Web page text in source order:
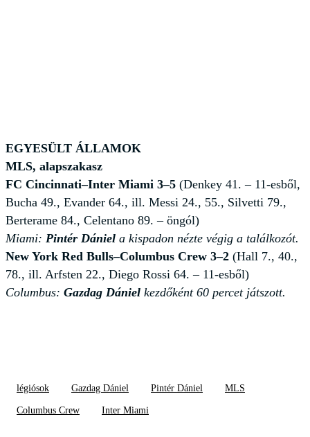
EGYESÜLT ÁLLAMOK
MLS, alapszakasz
FC Cincinnati–Inter Miami 3–5 (Denkey 41. – 11-esből,
Bucha 49., Evander 64., ill. Messi 24., 55., Silvetti 79.,
Berterame 84., Celentano 89. – öngól)
Miami: Pintér Dániel a kispadon nézte végig a találkozót.
New York Red Bulls–Columbus Crew 3–2 (Hall 7., 40.,
78., ill. Arfsten 22., Diego Rossi 64. – 11-esből)
Columbus: Gazdag Dániel kezdőként 60 percet játszott.
légiósok Gazdag Dániel Pintér Dániel MLS
Columbus Crew Inter Miami